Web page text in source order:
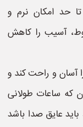
تا حد امکان نرم و
آسیب را کاهش
آسان و راحت کند و
که ساعات طولانی
عایق صدا باشد